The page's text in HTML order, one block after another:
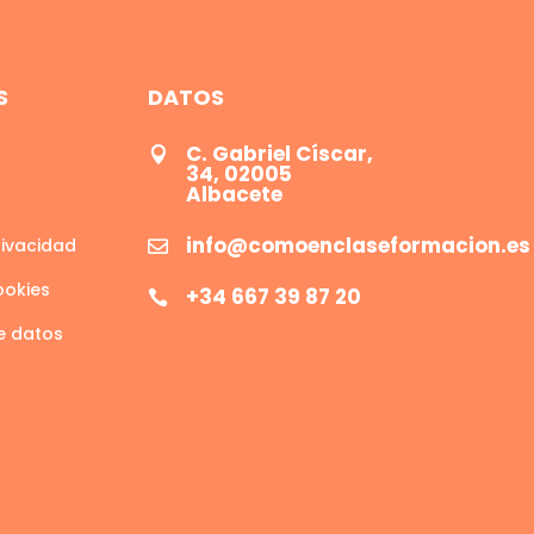
datos
DATOS
 C. Gabriel Císcar,
34, 02005
Albacete
 info@comoenclaseformacion.es
 +34 667 39 87 20